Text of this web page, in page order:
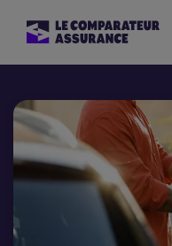
Mutuelle Santé
Assurance Moto
Assurance Habitation